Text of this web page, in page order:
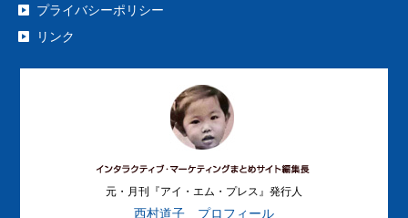
プライバシーポリシー
リンク
元・月刊『アイ・エム・プレス』発行人
西村道子 プロフィール